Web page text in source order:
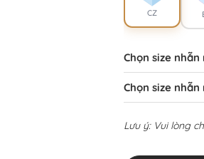
CZ
Chọn size nhẫn
Chọn size nhẫn
Lưu ý: Vui lòng